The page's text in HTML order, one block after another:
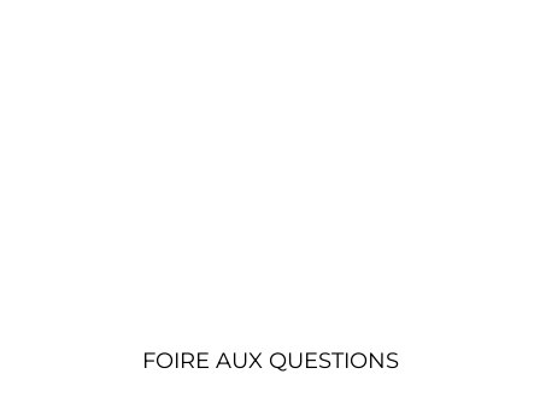
FOIRE AUX QUESTIONS